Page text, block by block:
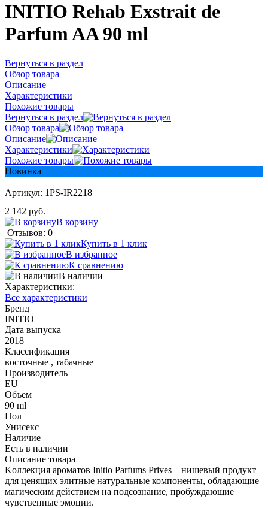
INITIO Rehab Exstrait de
Parfum AA 90 ml
Вернуться в раздел
Обзор товара
Описание
Характеристики
Похожие товары
Вернуться в раздел
Обзор товара
Описание
Характеристики
Похожие товары
Новинка
Артикул: 1PS-IR2218
2 142 руб.
В корзину
Отзывов: 0
Купить в 1 клик
В избранное
К сравнению
В наличии
Характеристики:
Все характеристики
Бренд
INITIO
Дата выпуска
2018
Классификация
восточные , табачные
Производитель
EU
Объем
90 ml
Пол
Унисекс
Наличие
Есть в наличии
Описание товара
Kоллекция ароматов Initio Parfums Prives – нишевый продукт
для ценящих элитные натуральные компоненты, обладающие
магическим действием на подсознание, пробуждающие
чувственные эмоции.